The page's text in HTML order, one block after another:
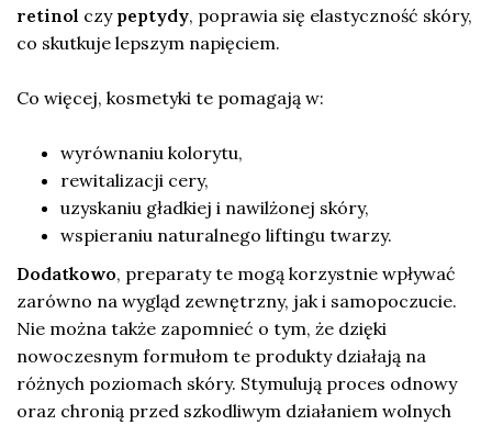
retinol czy peptydy, poprawia się elastyczność skóry,
co skutkuje lepszym napięciem.
Co więcej, kosmetyki te pomagają w:
wyrównaniu kolorytu,
rewitalizacji cery,
uzyskaniu gładkiej i nawilżonej skóry,
wspieraniu naturalnego liftingu twarzy.
Dodatkowo, preparaty te mogą korzystnie wpływać
zarówno na wygląd zewnętrzny, jak i samopoczucie.
Nie można także zapomnieć o tym, że dzięki
nowoczesnym formułom te produkty działają na
różnych poziomach skóry. Stymulują proces odnowy
oraz chronią przed szkodliwym działaniem wolnych